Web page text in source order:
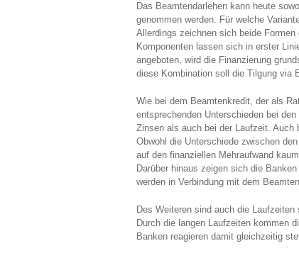
Das Beamtendarlehen kann heute
genommen werden. Für welche
Allerdings zeichnen sich beide
Komponenten lassen sich in erster
angeboten, wird die Finanzierung
diese Kombination soll die Tilgung via
Wie bei dem Beamtenkredit, der als
entsprechenden Unterschieden bei
Zinsen als auch bei der Laufzeit. Auch
Obwohl die Unterschiede zwischen
auf den finanziellen Mehraufwand
Darüber hinaus zeigen sich die
werden in Verbindung mit dem
Des Weiteren sind auch die
Durch die langen Laufzeiten kommen
Banken reagieren damit gleichzeitig